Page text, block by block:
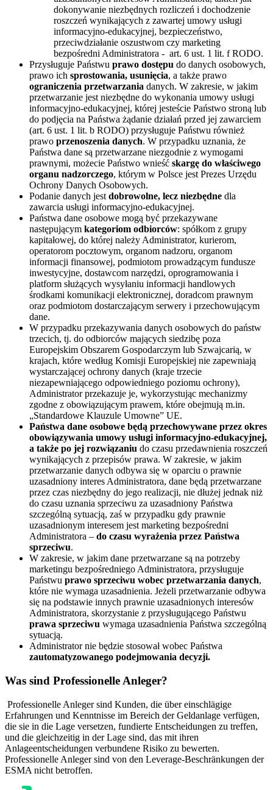
dokonywanie niezbędnych rozliczeń i dochodzenie
roszczeń wynikających z zawartej umowy usługi
informacyjno-edukacyjnej, bezpieczeństwo,
przeciwdziałanie oszustwom czy marketing
bezpośredni Administratora - art. 6 ust. 1 lit. f RODO.
Przysługuje Państwu prawo dostępu do danych osobowych,
prawo ich sprostowania, usunięcia, a także prawo
ograniczenia przetwarzania danych. W zakresie, w jakim
przetwarzanie jest niezbędne do wykonania umowy usługi
informacyjno-edukacyjnej, której jesteście Państwo stroną lub
do podjęcia na Państwa żądanie działań przed jej zawarciem
(art. 6 ust. 1 lit. b RODO) przysługuje Państwu również
prawo przenoszenia danych. W przypadku uznania, że
Państwa dane są przetwarzane niezgodnie z wymogami
prawnymi, możecie Państwo wnieść skargę do właściwego
organu nadzorczego, którym w Polsce jest Prezes Urzędu
Ochrony Danych Osobowych.
Podanie danych jest dobrowolne, lecz niezbędne dla
zawarcia usługi informacyjno-edukacyjnej.
Państwa dane osobowe mogą być przekazywane
następującym kategoriom odbiorców: spółkom z grupy
kapitałowej, do której należy Administrator, kurierom,
operatorom pocztowym, organom nadzoru, organom
informacji finansowej, podmiotom prowadzącym fundusze
inwestycyjne, dostawcom narzędzi, oprogramowania i
platform służących wysyłaniu informacji handlowych
środkami komunikacji elektronicznej, doradcom prawnym
oraz podmiotom dostarczającym serwery i przechowującym
dane.
W przypadku przekazywania danych osobowych do państw
trzecich, tj. do odbiorców mających siedzibę poza
Europejskim Obszarem Gospodarczym lub Szwajcarią, w
krajach, które według Komisji Europejskiej nie zapewniają
wystarczającej ochrony danych (kraje trzecie
niezapewniającego odpowiedniego poziomu ochrony),
Administrator przekazuje je, wykorzystując mechanizmy
zgodne z obowiązującym prawem, które obejmują m.in.
„Standardowe Klauzule Umowne” UE.
Państwa dane osobowe będą przechowywane przez okres
obowiązywania umowy usługi informacyjno-edukacyjnej,
a także po jej rozwiązaniu do czasu przedawnienia roszczeń
wynikających z przepisów prawa. W zakresie, w jakim
przetwarzanie danych odbywa się w oparciu o prawnie
uzasadniony interes Administratora, dane będą przetwarzane
przez czas niezbędny do jego realizacji, nie dłużej jednak niż
do czasu uznania sprzeciwu za uzasadniony Państwa
szczególną sytuacją, zaś w przypadku gdy prawnie
uzasadnionym interesem jest marketing bezpośredni
Administratora – do czasu wyrażenia przez Państwa
sprzeciwu.
W zakresie, w jakim dane przetwarzane są na potrzeby
marketingu bezpośredniego Administratora, przysługuje
Państwu prawo sprzeciwu wobec przetwarzania danych,
które nie wymaga uzasadnienia. Jeżeli przetwarzanie odbywa
się na podstawie innych prawnie uzasadnionych interesów
Administratora, skorzystanie z przysługującego Państwu
prawa sprzeciwu wymaga uzasadnienia Państwa szczególną
sytuacją.
Administrator nie będzie stosował wobec Państwa
zautomatyzowanego podejmowania decyzji.
Was sind Professionelle Anleger?
Professionelle Anleger sind Kunden, die über einschlägige
Erfahrungen und Kenntnisse im Bereich der Geldanlage verfügen,
die sie in die Lage versetzen, fundierte Entscheidungen zu treffen,
und die gleichzeitig in der Lage sind, das mit ihren
Anlageentscheidungen verbundene Risiko zu bewerten.
Professionelle Anleger sind von den Leverage-Beschränkungen der
ESMA nicht betroffen.